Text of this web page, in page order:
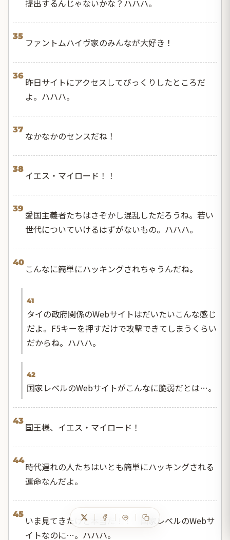
提出するんじゃないかな？ハハハ。
35
ファントムハイヴ家のみんなが大好き！
36
昨日サイトにアクセスしてびっくりしたところだ
よ。ハハハ。
37
なかなかのセンスだね！
38
イエス・マイロード！！
39
愛国主義者たちはさぞかし混乱しただろうね。若い
世代についていけるはずがないもの。ハハハ。
40
こんなに簡単にハッキングされちゃうんだね。
41
タイの政府関係のWebサイトはだいたいこんな感じ
だよ。F5キーを押すだけで攻撃できてしまうくらい
だからね。ハハハ。
42
国家レベルのWebサイトがこんなに脆弱だとは…。
43
国王様、イエス・マイロード！
44
時代遅れの人たちはいとも簡単にハッキングされる
運命なんだよ。
45
いま見てきたけど本当だ！！ 国家レベルのWebサ
イトなのに…。ハハハ。